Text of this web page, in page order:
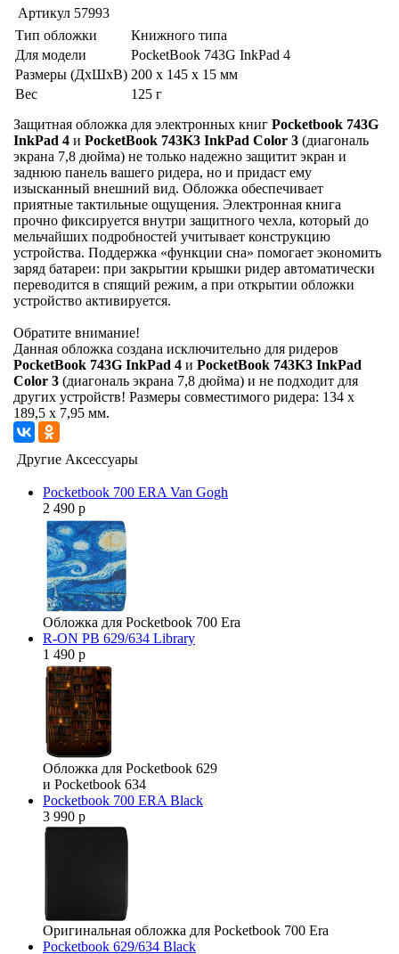
Артикул 57993
Тип обложки
Книжного типа
Для модели
PocketBook 743G InkPad 4
Размеры (ДхШхВ) 200 x 145 x 15 мм
Вес
125 г
Защитная обложка для электронных книг Pocketbook 743G
InkPad 4 и PocketBook 743K3 InkPad Color 3 (диагональ
экрана 7,8 дюйма) не только надежно защитит экран и
заднюю панель вашего ридера, но и придаст ему
изысканный внешний вид. Обложка обеспечивает
приятные тактильные ощущения. Электронная книга
прочно фиксируется внутри защитного чехла, который до
мельчайших подробностей учитывает конструкцию
устройства. Поддержка «функции сна» помогает экономить
заряд батареи: при закрытии крышки ридер автоматически
переводится в спящий режим, а при открытии обложки
устройство активируется.
Обратите внимание!
Данная обложка создана исключительно для ридеров
PocketBook 743G InkPad 4 и PocketBook 743K3 InkPad
Color 3 (диагональ экрана 7,8 дюйма) и не подходит для
других устройств! Размеры совместимого ридера: 134 x
189,5 x 7,95 мм.
Другие Аксессуары
Pocketbook 700 ERA Van Gogh
2 490 р
Обложка для Pocketbook 700 Era
R-ON PB 629/634 Library
1 490 р
Обложка для Pocketbook 629
и Pocketbook 634
Pocketbook 700 ERA Black
3 990 р
Оригинальная обложка для Pocketbook 700 Era
Pocketbook 629/634 Black